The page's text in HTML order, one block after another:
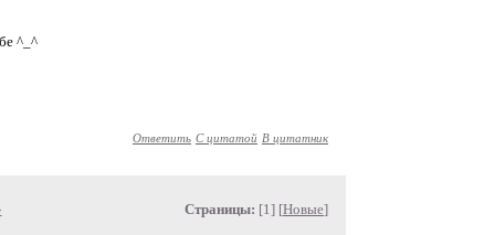
^_^
Ответить С цитатой В цитатник
Страницы: [1] [Новые]